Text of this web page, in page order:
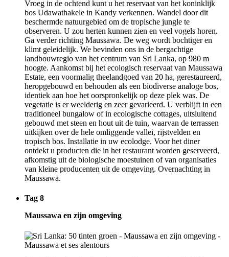
Vroeg in de ochtend kunt u het reservaat van het koninklijk
bos Udawathakele in Kandy verkennen. Wandel door dit
beschermde natuurgebied om de tropische jungle te
observeren. U zou herten kunnen zien en veel vogels horen.
Ga verder richting Maussawa. De weg wordt bochtiger en
klimt geleidelijk. We bevinden ons in de bergachtige
landbouwregio van het centrum van Sri Lanka, op 980 m
hoogte. Aankomst bij het ecologisch reservaat van Maussawa
Estate, een voormalig theelandgoed van 20 ha, gerestaureerd,
heropgebouwd en behouden als een biodiverse analoge bos,
identiek aan hoe het oorspronkelijk op deze plek was. De
vegetatie is er weelderig en zeer gevarieerd. U verblijft in een
traditioneel bungalow of in ecologische cottages, uitsluitend
gebouwd met steen en hout uit de tuin, waarvan de terrassen
uitkijken over de hele omliggende vallei, rijstvelden en
tropisch bos. Installatie in uw ecolodge. Voor het diner
ontdekt u producten die in het restaurant worden geserveerd,
afkomstig uit de biologische moestuinen of van organisaties
van kleine producenten uit de omgeving. Overnachting in
Maussawa.
Tag 8
Maussawa en zijn omgeving